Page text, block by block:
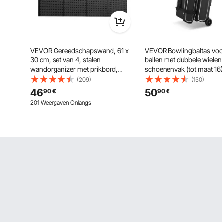
VEVOR Gereedschapswand, 61 x
30 cm, set van 4, stalen
wandorganizer met prikbord,
gereedschapsbord voor
woonkamer, garage,
gereedschapsopslag, werkbank,
kantoororganisatie, hobbykamer,
(209)
4690€
201 Weergaven Onlangs
VEVOR Bowlingbaltas
ballen met dubbele
schoenenvak (tot maat
groot accessoirevak,
handgreep die uitschuift
Zwart + Wit
(150)
5090€